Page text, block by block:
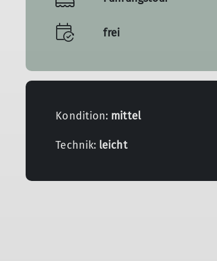
frei
Kondition: mittel
Technik: leicht